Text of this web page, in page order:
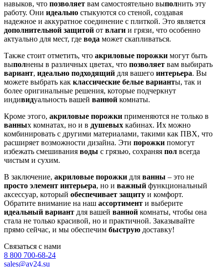
навыков, что позволяет вам самостоятельно выполнить эту
работу. Они идеально стыкуются со стеной, создавая
надежное и аккуратное соединение с плиткой. Это является
дополнительной защитой от влаги и грязи, что особенно
актуально для мест, где вода может скапливаться.
Также стоит отметить, что акриловые порожки могут быть
выполнены в различных цветах, что позволяет вам выбирать
вариант, идеально подходящий для вашего интерьера. Вы
можете выбрать как классические белые варианты, так и
более оригинальные решения, которые подчеркнут
индивидуальность вашей ванной комнаты.
Кроме этого, акриловые порожки применяются не только в
ванных комнатах, но и в душевых кабинах. Их можно
комбинировать с другими материалами, такими как ПВХ, что
расширяет возможности дизайна. Эти порожки помогут
избежать смешивания воды с грязью, сохраняя пол всегда
чистым и сухим.
В заключение, акриловые порожки для ванны – это не
просто элемент интерьера, но и важный функциональный
аксессуар, который обеспечивает защиту и комфорт.
Обратите внимание на наш ассортимент и выберите
идеальный вариант для вашей ванной комнаты, чтобы она
стала не только красивой, но и практичной. Заказывайте
прямо сейчас, и мы обеспечим быструю доставку!
Связаться с нами
8 800 700-68-24
sales@av24.su